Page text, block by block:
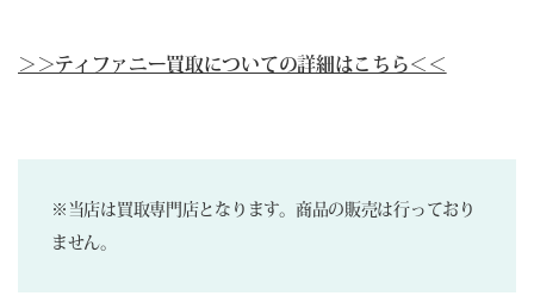
＞＞ティファニー買取についての詳細はこちら＜＜
※当店は買取専門店となります。商品の販売は行っており
ません。